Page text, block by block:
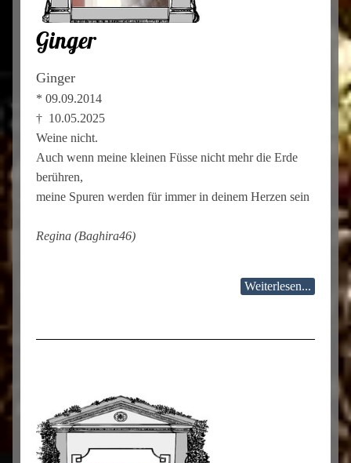
Ginger
Ginger
* 09.09.2014
† 10.05.2025
Weine nicht.
Auch wenn meine kleinen Füsse nicht mehr die Erde
berühren,
meine Spuren werden für immer in deinem Herzen sein
Regina (Baghira46)
Weiterlesen...